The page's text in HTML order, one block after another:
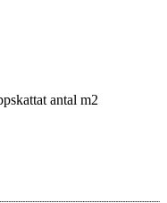
antal m2